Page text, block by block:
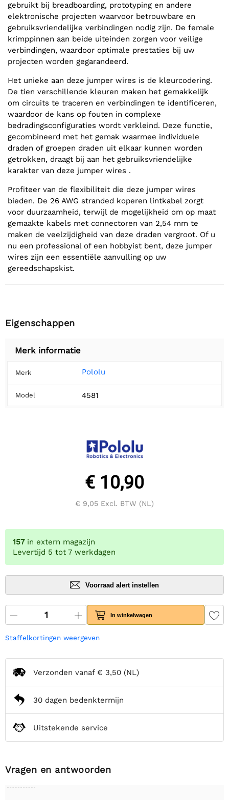
gebruikt bij breadboarding, prototyping en andere
elektronische projecten waarvoor betrouwbare en
gebruiksvriendelijke verbindingen nodig zijn. De female
krimppinnen aan beide uiteinden zorgen voor veilige
verbindingen, waardoor optimale prestaties bij uw
projecten worden gegarandeerd.
Het unieke aan deze jumper wires is de kleurcodering.
De tien verschillende kleuren maken het gemakkelijk
om circuits te traceren en verbindingen te identificeren,
waardoor de kans op fouten in complexe
bedradingsconfiguraties wordt verkleind. Deze functie,
gecombineerd met het gemak waarmee individuele
draden of groepen draden uit elkaar kunnen worden
getrokken, draagt bij aan het gebruiksvriendelijke
karakter van deze jumper wires .
Profiteer van de flexibiliteit die deze jumper wires
bieden. De 26 AWG stranded koperen lintkabel zorgt
voor duurzaamheid, terwijl de mogelijkheid om op maat
gemaakte kabels met connectoren van 2,54 mm te
maken de veelzijdigheid van deze draden vergroot. Of u
nu een professional of een hobbyist bent, deze jumper
wires zijn een essentiële aanvulling op uw
gereedschapskist.
Eigenschappen
Merk informatie
Merk Pololu
Model 4581
€ 10,90
€ 9,05 Excl. BTW (NL)
157 in extern magazijn
Levertijd 5 tot 7 werkdagen
Voorraad alert instellen
In winkelwagen
Staffelkortingen weergeven
Verzonden vanaf € 3,50 (NL)
30 dagen bedenktermijn
Uitstekende service
Vragen en antwoorden